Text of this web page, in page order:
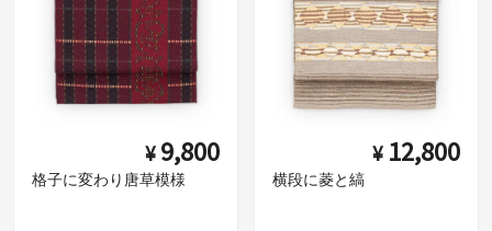
¥ 9,800
格子に変わり唐草模様
¥ 12,800
横段に菱と縞